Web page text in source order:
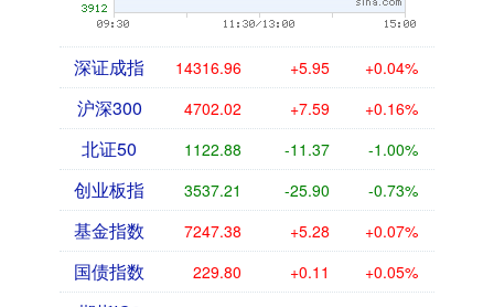
深证成指 14316.96 +5.95 +0.04%
沪深300 4702.02 +7.59 +0.16%
北证50 1122.88 -11.37 -1.00%
创业板指 3537.21 -25.90 -0.73%
基金指数 7247.38 +5.28 +0.07%
国债指数 229.80 +0.11 +0.05%